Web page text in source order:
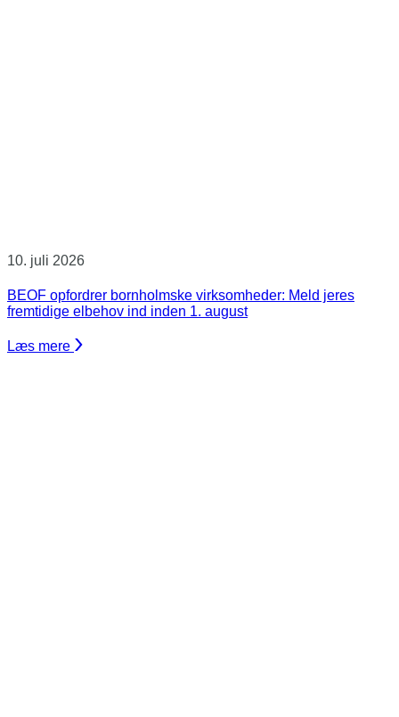
10. juli 2026
BEOF opfordrer bornholmske virksomheder: Meld jeres
fremtidige elbehov ind inden 1. august
Læs mere